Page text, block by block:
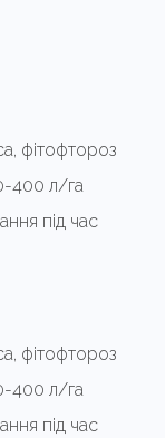
фітофтороз
400 л/га
під час
фітофтороз
400 л/га
під час